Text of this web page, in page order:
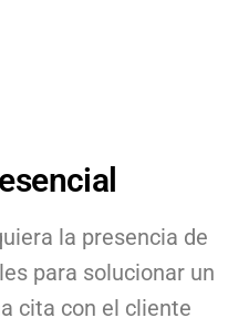
la presencia de
para solucionar un
cita con el cliente